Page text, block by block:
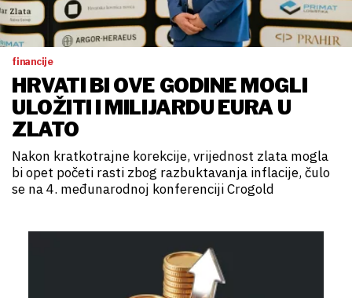
financije
HRVATI BI OVE GODINE MOGLI
ULOŽITI I MILIJARDU EURA U
ZLATO
Nakon kratkotrajne korekcije, vrijednost zlata mogla
bi opet početi rasti zbog razbuktavanja inflacije, čulo
se na 4. međunarodnoj konferenciji Crogold